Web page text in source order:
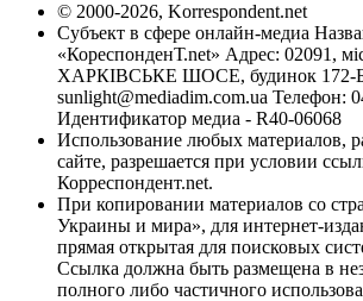
© 2000-2026, Korrespondent.net
Субъект в сфере онлайн-медиа
«КореспонденТ.net» Адрес: 02091,
ХАРКІВСЬКЕ ШОСЕ, будинок 172-Б,
sunlight@mediadim.com.ua Телефон:
Идентификатор медиа - R40-06068
Использование любых материалов,
сайте, разрешается при условии
Корреспондент.net.
При копировании материалов со
Украины и мира», для интернет-
прямая открытая для поисковых
Ссылка должна быть размещена в
полного либо частичного